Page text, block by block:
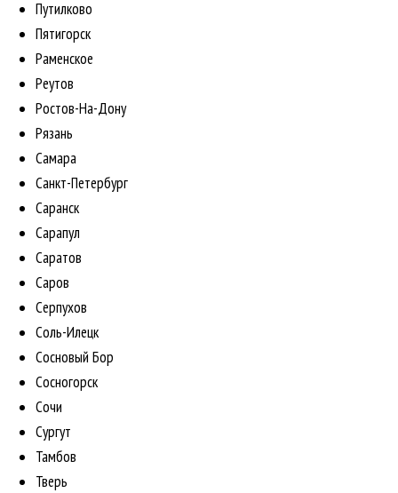
Путилково
Пятигорск
Раменское
Реутов
Ростов-На-Дону
Рязань
Самара
Санкт-Петербург
Саранск
Сарапул
Саратов
Саров
Серпухов
Соль-Илецк
Сосновый Бор
Сосногорск
Сочи
Сургут
Тамбов
Тверь